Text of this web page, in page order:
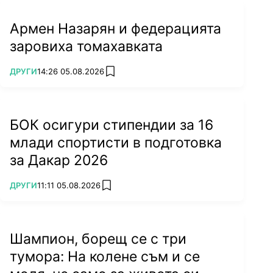
оказа, че момичето е било в стаята на
хокеиста.
Армен Назарян и федерацията
заровиха томахавката
ПОВЕЧЕ ОТ
ДРУГИ14:26 05.08.2026 add favorites
БОК осигури стипендии за 16
млади спортисти в подготовка
за Дакар 2026
ПОВЕЧЕ ОТ
ДРУГИ11:11 05.08.2026 add favorites
Шампион, борещ се с три
тумора: На колене съм и се